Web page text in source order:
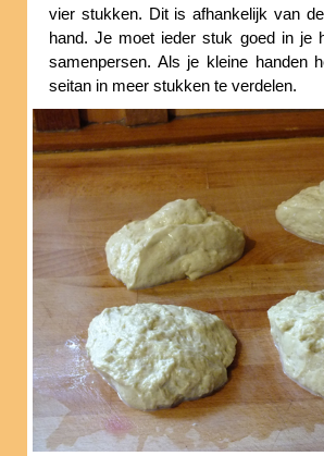
vier stukken. Dit is afhankelijk van
hand. Je moet ieder stuk goed in je
samenpersen. Als je kleine handen
seitan in meer stukken te verdelen.